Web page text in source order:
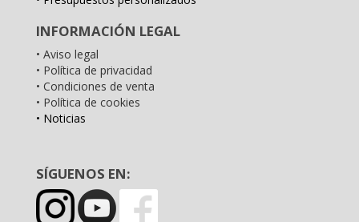
INFORMACIÓN LEGAL
• Aviso legal
• Política de privacidad
• Condiciones de venta
• Política de cookies
• Noticias
SÍGUENOS EN: